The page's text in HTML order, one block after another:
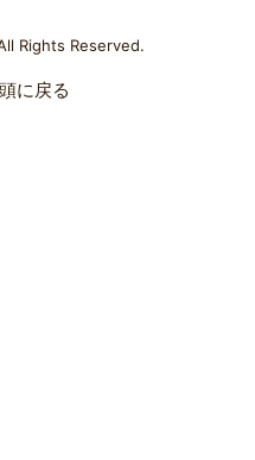
Rights Reserved.
に戻る